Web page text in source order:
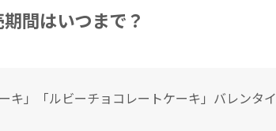
間はいつまで？
キ」「ルビーチョコレートケーキ」バレンタイ